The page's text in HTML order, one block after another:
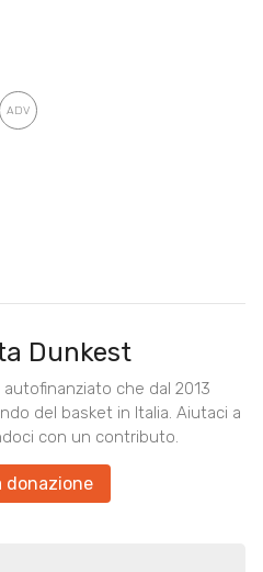
Dunkest
che dal 2013
del basket in Italia. Aiutaci a
con un contributo.
donazione